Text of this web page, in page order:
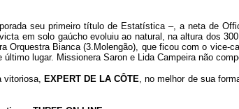
seu primeiro título de Estatística –, a neta de
em solo gaúcho evoluiu ao natural, na altura dos
Bianca (3.Molengão), que ficou com o vice-
lugar. Missionera Saron e Lida Campeira não
vitoriosa,EXPERT DE LA CÔTE , no melhor de sua